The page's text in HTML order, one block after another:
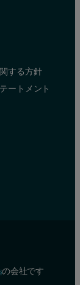
する方針
ートメント
の会社です